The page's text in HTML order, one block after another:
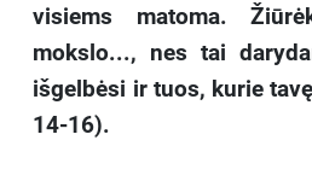
visiems matoma.
mokslo..., nes tai
išgelbėsi ir tuos, kurie
14-16).